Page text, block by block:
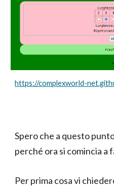
https://complexworld-
Spero che a questo
perché ora si comincia a
Per prima cosa vi